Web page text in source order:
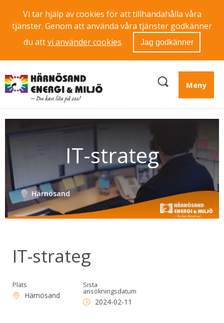
Vi tar hjälp av cookies för att tillhandahålla våra
tjänster. Genom att använda våra tjänster godkänner
du attvi använder cookies. Jag godkänner
Meny